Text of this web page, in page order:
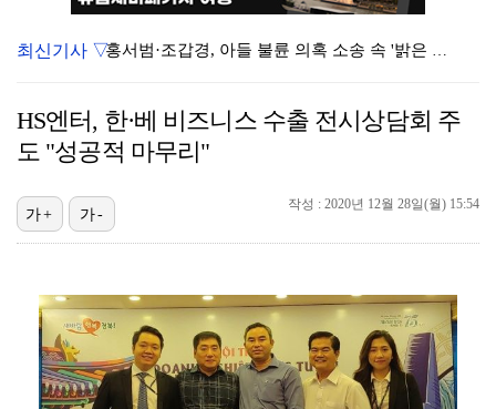
홍서범·조갑경, 아들 불륜 의혹 소송 속 '밝은 근황'…
'호프', 글로벌 순항…토론토 영화제 미드나잇 매드니스…
데이식스 영케이, '사운드플래닛페스티벌' 출격…첫 솔로…
[ST포토] 문정민, 자신감 가득
[ST포토] 문정민, 버디 성공
최신기사 ▽
HS엔터, 한·베 비즈니스 수출 전시상담회 주
도 "성공적 마무리"
작성 : 2020년 12월 28일(월) 15:54
가+ 가-